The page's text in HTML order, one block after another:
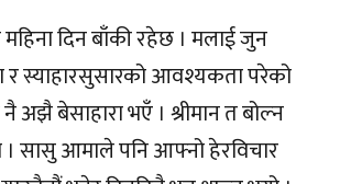
दिन बाँकी रहेछ । मलाई जुन
र स्याहारसुसारको आवश्यकता परेको
अझै बेसाहारा भएँ । श्रीमान त बोल्न
। सासु आमाले पनि आफ्नो हेरविचार